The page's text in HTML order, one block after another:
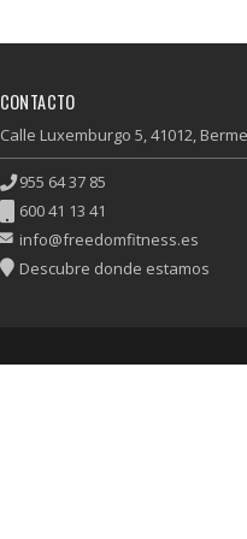
CONTACTO
Calle Luxemburgo 5, 41012,
955 64 37 85
600 41 13 41
info@freedomfitness.es
Descubre donde estamos